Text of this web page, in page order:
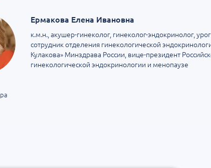
Ермакова Елена Ивановна
к.м.н., акушер-гинеколог, гинеколог-эндокринолог,
сотрудник отделения гинекологической
Кулакова» Минздрава России, вице-президент
гинекологической эндокринологии и менопаузе